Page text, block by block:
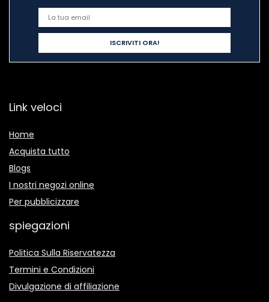
Link veloci
Home
Acquista tutto
Blogs
I nostri negozi online
Per pubblicizzare
spiegazioni
Politica Sulla Riservatezza
Termini e Condizioni
Divulgazione di affiliazione